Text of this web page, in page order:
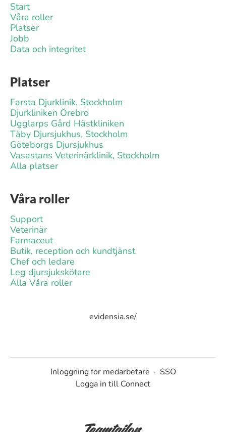
Start
Våra roller
Platser
Jobb
Data och integritet
Platser
Farsta Djurklinik, Stockholm
Djurkliniken Örebro
Ugglarps Gård Hästkliniken
Täby Djursjukhus, Stockholm
Göteborgs Djursjukhus
Vasastans Veterinärklinik, Stockholm
Alla platser
Våra roller
Support
Veterinär
Farmaceut
Butik, reception och kundtjänst
Chef och ledare
Leg djursjukskötare
Alla Våra roller
evidensia.se/
Inloggning för medarbetare · SSO
Logga in till Connect